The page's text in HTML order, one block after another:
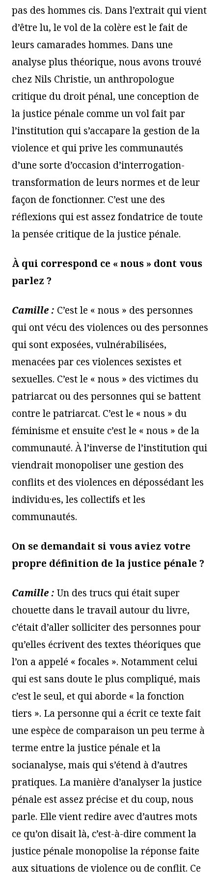
pas des hommes cis. Dans l’extrait qui vient
d’être lu, le vol de la colère est le fait de
leurs camarades hommes. Dans une
analyse plus théorique, nous avons trouvé
chez Nils Christie, un anthropologue
critique du droit pénal, une conception de
la justice pénale comme un vol fait par
l’institution qui s’accapare la gestion de la
violence et qui prive les communautés
d’une sorte d’occasion d’interrogation-
transformation de leurs normes et de leur
façon de fonctionner. C’est une des
réflexions qui est assez fondatrice de toute
la pensée critique de la justice pénale.
À qui correspond ce « nous » dont vous
parlez ?
Camille : C’est le « nous » des personnes
qui ont vécu des violences ou des personnes
qui sont exposées, vulnérabilisées,
menacées par ces violences sexistes et
sexuelles. C’est le « nous » des victimes du
patriarcat ou des personnes qui se battent
contre le patriarcat. C’est le « nous » du
féminisme et ensuite c’est le « nous » de la
communauté. À l’inverse de l’institution qui
viendrait monopoliser une gestion des
conflits et des violences en dépossédant les
individu·es, les collectifs et les
communautés.
On se demandait si vous aviez votre
propre définition de la justice pénale ?
Camille : Un des trucs qui était super
chouette dans le travail autour du livre,
c’était d’aller solliciter des personnes pour
qu’elles écrivent des textes théoriques que
l’on a appelé « focales ». Notamment celui
qui est sans doute le plus compliqué, mais
c’est le seul, et qui aborde « la fonction
tiers ». La personne qui a écrit ce texte fait
une espèce de comparaison un peu terme à
terme entre la justice pénale et la
socianalyse, mais qui s’étend à d’autres
pratiques. La manière d’analyser la justice
pénale est assez précise et du coup, nous
parle. Elle vient redire avec d’autres mots
ce qu’on disait là, c’est-à-dire comment la
justice pénale monopolise la réponse faite
aux situations de violence ou de conflit. Ce